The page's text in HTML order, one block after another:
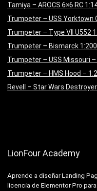
Tamiya – AROCS 6×6 RC
Trumpeter – USS Yorktown
Trumpeter – Type VII U552
Trumpeter – Bismarck 1:200
Trumpeter – USS Missouri –
Trumpeter – HMS Hood –
Revell – Star Wars
LionFour Academy
Aprende a diseñar Landing
licencia de Elementor Pro